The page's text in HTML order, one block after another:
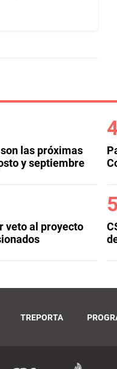
las próximas
y septiembre
veto al proyecto
TREPORTA